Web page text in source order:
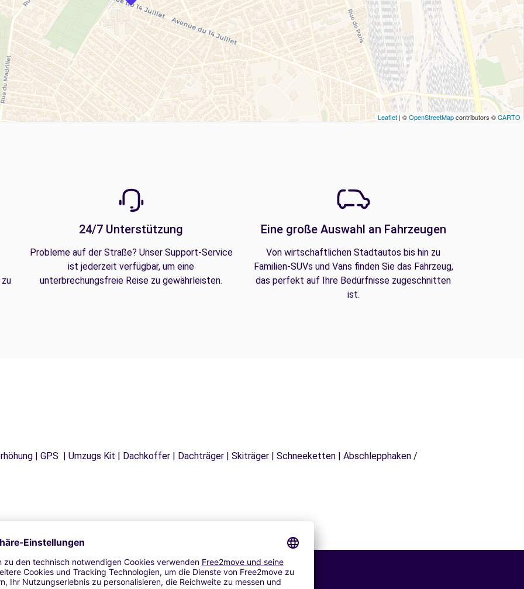
Leaflet | ©OpenStreetMapcontributors ©CARTO
24/7 Unterstützung
Probleme auf der Straße? Unser Support-Service
ist jederzeit verfügbar, um eine
unterbrechungsfreie Reise zu gewährleisten.
Eine große Auswahl an Fahrzeugen
Von wirtschaftlichen Stadtautos bis hin zu
Familien-SUVs und Vans finden Sie das Fahrzeug,
das perfekt auf Ihre Bedürfnisse zugeschnitten
ist.
| GPS | Umzugs Kit | Dachkoffer | Dachträger | Skiträger | Schneeketten | Abschlepphaken /